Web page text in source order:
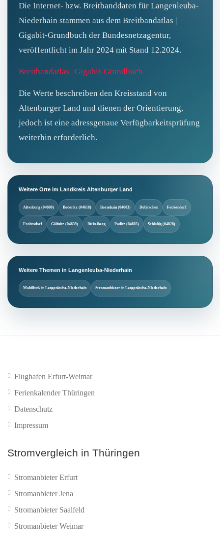
Die Internet- bzw. Breitbanddaten für Langenleuba-
Niederhain stammen aus dem Breitbandatlas |
Gigabit-Grundbuch der Bundesnetzagentur,
veröffentlicht im Jahr 2024 mit Stand 12.2024.
Breitbandatlas | Gigabit-Grundbuch
Die Werte beschreiben den Kreisstand von
Altenburger Land und dienen der Orientierung,
jedoch ist eine adressgenaue Verfügbarkeitsprüfung
weiterhin erforderlich.
Weitere Orte im Landkreis Altenburger Land
Altenburg (04600) Boderitz (04618) Bornshain (04603) Dobitschen Fockendorf
Frohnsdorf Gößnitz (04639) Jückelberg Paditz (04603) Schloßig (04626)
Weitere Themen in Langenleuba-Niederhain
Mobilfunk in Langenleuba-Niederhain Stromanbieter in Langenleuba-Niederhain
Flughafen Erfurt-Weimar
Ferienkalender Thüringen
Datenschutz
Impressum
Stromvergleich in Thüringen
Stromanbieter Erfurt
Stromanbieter Jena
Stromanbieter Saalfeld
Stromanbieter Weimar